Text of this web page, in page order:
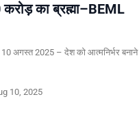
करोड़ का ब्रह्मा–BEML
10 अगस्त 2025 – देश को आत्मनिर्भर बनाने
10, 2025